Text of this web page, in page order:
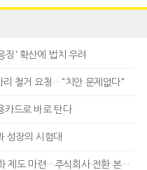
징' 확산에 법치 우려
리 철거 요청…"치안 문제없다"
카드로 바로 탄다
성장의 시험대
도 마련…주식회사 전환 본격화